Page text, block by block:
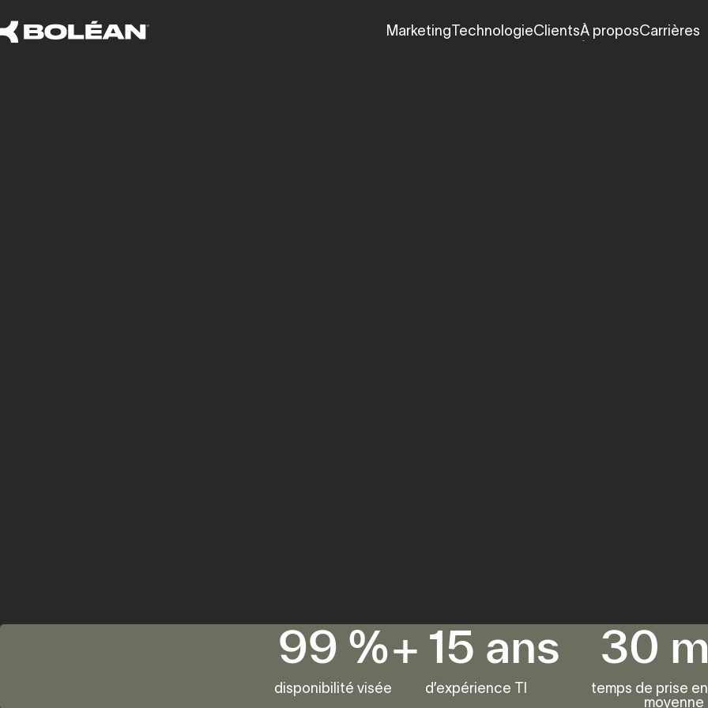
MarketingTechnologieClientsÀ proposCarrières
99 %
disponibilité visée
+ 15 ans
d’expérience TI
30
temps de prise
moyenne